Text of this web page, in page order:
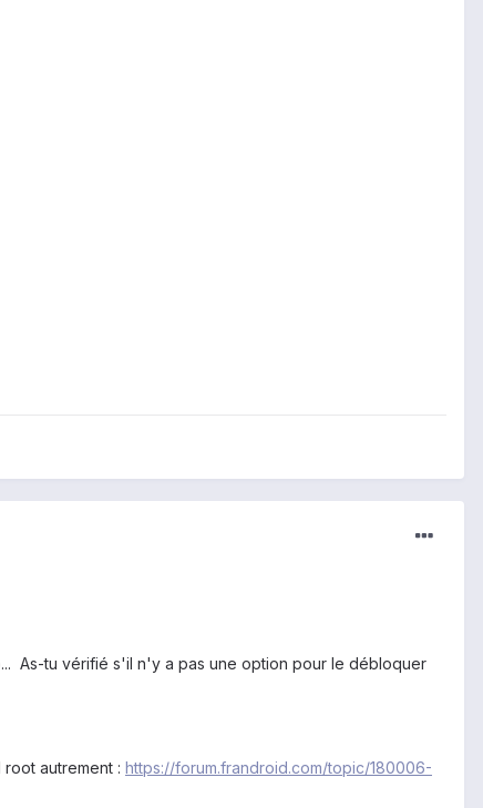
As-tu vérifié s'il n'y a pas une option pour le débloquer
autrement : https://forum.frandroid.com/topic/180006-